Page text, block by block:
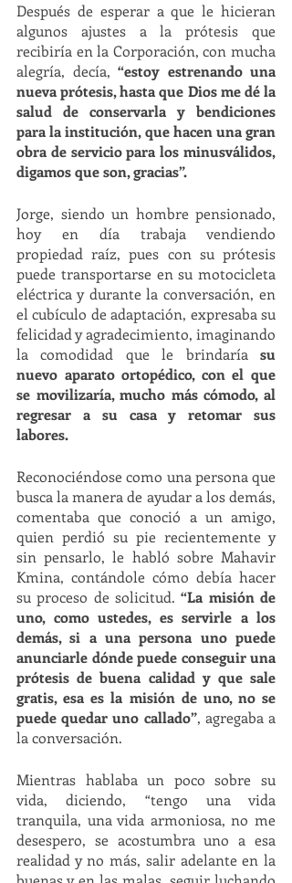
Después de esperar a que le hicieran
algunos ajustes a la prótesis que
recibiría en la Corporación, con mucha
alegría, decía, “estoy estrenando una
nueva prótesis, hasta que Dios me dé la
salud de conservarla y bendiciones
para la institución, que hacen una gran
obra de servicio para los minusválidos,
digamos que son, gracias”.
Jorge, siendo un hombre pensionado,
hoy en día trabaja vendiendo
propiedad raíz, pues con su prótesis
puede transportarse en su motocicleta
eléctrica y durante la conversación, en
el cubículo de adaptación, expresaba su
felicidad y agradecimiento, imaginando
la comodidad que le brindaría su
nuevo aparato ortopédico, con el que
se movilizaría, mucho más cómodo, al
regresar a su casa y retomar sus
labores.
Reconociéndose como una persona que
busca la manera de ayudar a los demás,
comentaba que conoció a un amigo,
quien perdió su pie recientemente y
sin pensarlo, le habló sobre Mahavir
Kmina, contándole cómo debía hacer
su proceso de solicitud. “La misión de
uno, como ustedes, es servirle a los
demás, si a una persona uno puede
anunciarle dónde puede conseguir una
prótesis de buena calidad y que sale
gratis, esa es la misión de uno, no se
puede quedar uno callado”, agregaba a
la conversación.
Mientras hablaba un poco sobre su
vida, diciendo, “tengo una vida
tranquila, una vida armoniosa, no me
desespero, se acostumbra uno a esa
realidad y no más, salir adelante en la